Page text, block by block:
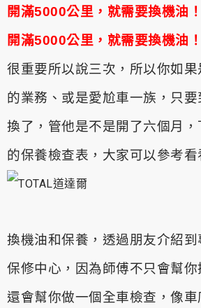
開滿5000公里，就需要換機油！
開滿5000公里，就需要換機油！
很重要所以說三次，所以你如
的業務、或是愛尬車一族，只
換了，管他是不是開了六個月
的保養檢查表，大家可以參考看
換機油和保養，透過朋友介紹
保修中心，因為師傅不只會幫你
還會幫你做一個全車檢查，像